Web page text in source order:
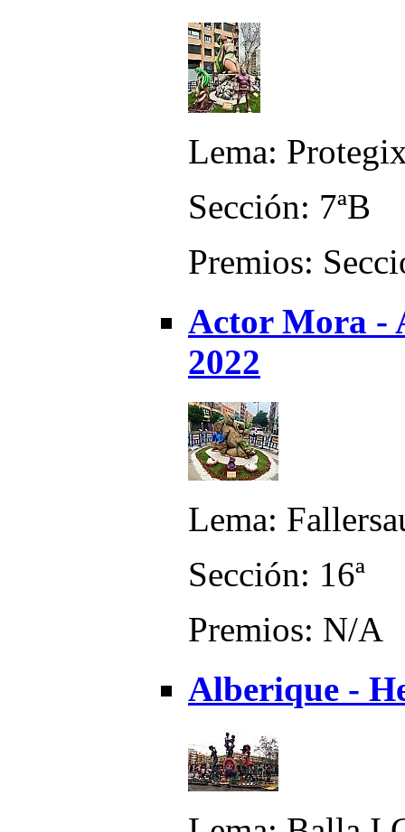
Lema:
Sección: 7ªB
Premios:
Actor Mora -
2022
Lema:
Sección: 16ª
Premios: N/A
Alberique -